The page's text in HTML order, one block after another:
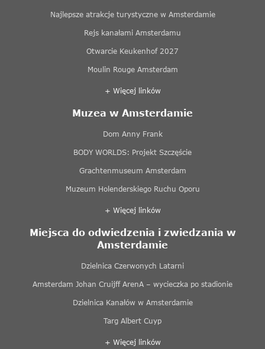
Najlepsze atrakcje turystyczne w Amsterdamie
Rejs kanałami Amsterdamu
Otwarcie Keukenhof 2027
Moulin Rouge Amsterdam
+ Więcej linków
Muzea w Amsterdamie
Dom Anny Frank
BODY WORLDS: Projekt Szczęście
Grachtenmuseum Amsterdam
Muzeum Holenderskiego Ruchu Oporu
+ Więcej linków
Miejsca do odwiedzenia i zwiedzania w
Amsterdamie
Dzielnica Czerwonych Latarni
Amsterdam Johan Cruijff ArenA – wycieczka po stadionie
Dzielnica Kanałów w Amsterdamie
Targ Albert Cuyp
+ Więcej linków